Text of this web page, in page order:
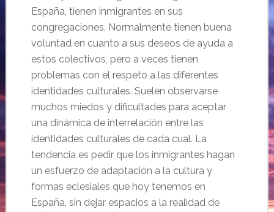
España, tienen inmigrantes en sus
congregaciones. Normalmente tienen buena
voluntad en cuanto a sus deseos de ayuda a
estos colectivos, pero a veces tienen
problemas con el respeto a las diferentes
identidades culturales. Suelen observarse
muchos miedos y dificultades para aceptar
una dinámica de interrelación entre las
identidades culturales de cada cual. La
tendencia es pedir que los inmigrantes hagan
un esfuerzo de adaptación a la cultura y
formas eclesiales que hoy tenemos en
España, sin dejar espacios a la realidad de